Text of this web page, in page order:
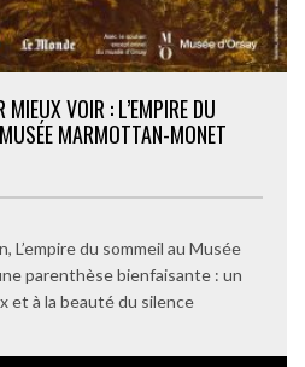
MIEUX VOIR : L’EMPIRE DU
MARMOTTAN-MONET
L’empire du sommeil au Musée
parenthèse bienfaisante : un
et à la beauté du silence